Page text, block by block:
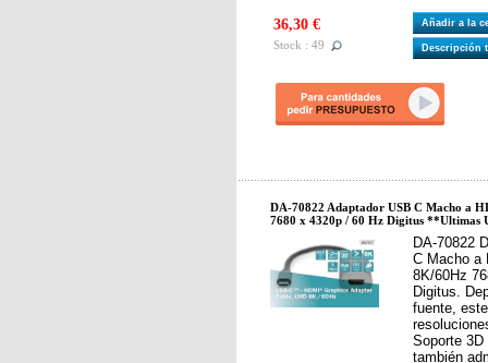
36,30 €
Stock : 49
Añadir a la
Descripción
DA-70822 Adaptador USB C Macho a
7680 x 4320p / 60 Hz Digitus **Ultimas
DA-70822
C Macho a
8K/60Hz
Digitus.
fuente,
Soporte
también